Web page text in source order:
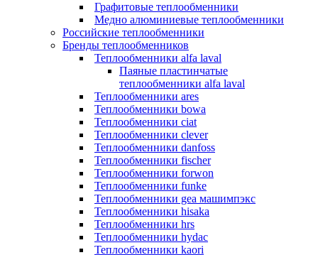
Графитовые теплообменники
Медно алюминиевые теплообменники
Российские теплообменники
Бренды теплообменников
Теплообменники alfa laval
Паяные пластинчатые
теплообменники alfa laval
Теплообменники ares
Теплообменники bowa
Теплообменники ciat
Теплообменники clever
Теплообменники danfoss
Теплообменники fischer
Теплообменники forwon
Теплообменники funke
Теплообменники gea машимпэкс
Теплообменники hisaka
Теплообменники hrs
Теплообменники hydac
Теплообменники kaori